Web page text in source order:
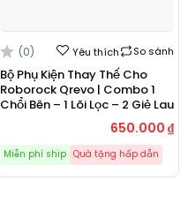
(0) Yêu thích So sánh
Bộ Phụ Kiện Thay Thế Cho
Roborock Qrevo | Combo 1
Chổi Bên – 1 Lõi Lọc – 2 Giẻ Lau
650.000 ₫
Miễn phí ship Quà tặng hấp dẫn